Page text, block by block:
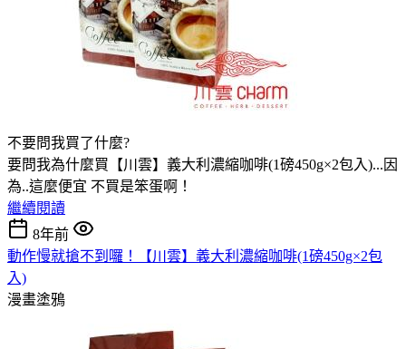
不要問我買了什麼?
要問我為什麼買【川雲】義大利濃縮咖啡(1磅450g×2包入)...因
為..這麼便宜 不買是笨蛋啊！
繼續閱讀
8年前
動作慢就搶不到囉！【川雲】義大利濃縮咖啡(1磅450g×2包
入)
漫畫塗鴉